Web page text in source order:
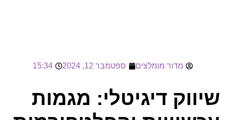
מדור מומלצים ספטמבר 12, 2024 15:34
שיווק דיגיטלי: מגמות